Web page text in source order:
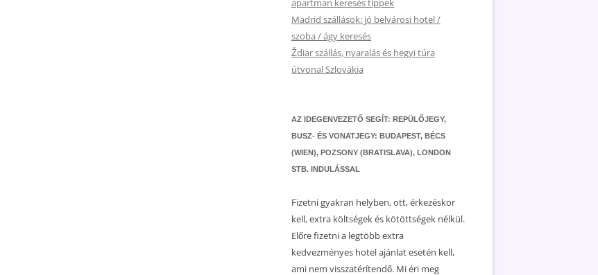
apartman keresés tippek
Madrid szállások: jó belvárosi hotel /
szoba / ágy keresés
Ždiar szállás, nyaralás és hegyi túra
útvonal Szlovákia
AZ IDEGENVEZETŐ SEGÍT: REPÜLŐJEGY,
BUSZ- ÉS VONATJEGY: BUDAPEST, BÉCS
(WIEN), POZSONY (BRATISLAVA), LONDON
STB. INDULÁSSAL
Fizetni gyakran helyben, ott, érkezéskor
kell, extra költségek és kötöttségek nélkül.
Előre fizetni a legtöbb extra
kedvezményes hotel ajánlat esetén kell,
ami nem visszatérítendő. Mi éri meg